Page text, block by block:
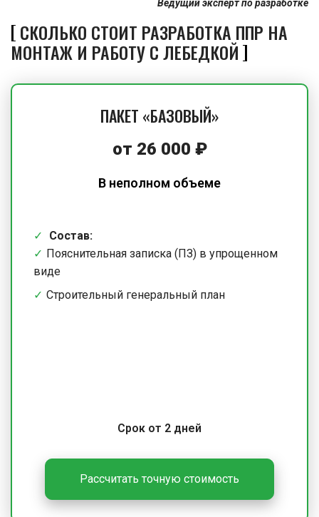
Ведущий эксперт по разработке
СКОЛЬКО СТОИТ РАЗРАБОТКА ППР НА
МОНТАЖ И РАБОТУ С ЛЕБЕДКОЙ
ПАКЕТ «БАЗОВЫЙ»
от 26 000 ₽
В неполном объеме
Состав:
Пояснительная записка (ПЗ) в упрощенном
виде
Строительный генеральный план
Срок от 2 дней
Рассчитать точную стоимость